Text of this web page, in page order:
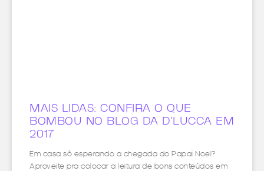
MAIS LIDAS: CONFIRA O QUE
BOMBOU NO BLOG DA D’LUCCA EM
2017
Em casa só esperando a chegada do Papai Noel?
Aproveite pra colocar a leitura de bons conteúdos em